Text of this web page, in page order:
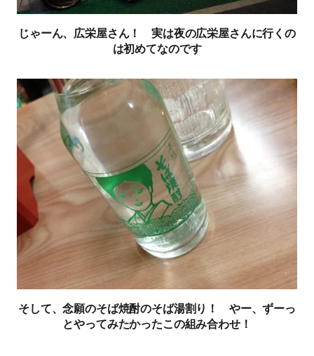
じゃーん、広栄屋さん！ 実は夜の広栄屋さんに行くの
は初めてなのです
そして、念願のそば焼酎のそば湯割り！ やー、ずーっ
とやってみたかったこの組み合わせ！